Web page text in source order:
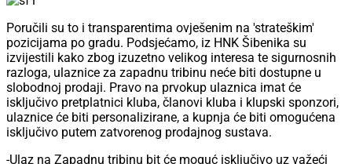
Poručili su to i transparentima ovješenim na 'strateškim'
pozicijama po gradu. Podsjećamo, iz HNK Šibenika su
izvijestili kako zbog izuzetno velikog interesa te sigurnosnih
razloga, ulaznice za zapadnu tribinu neće biti dostupne u
slobodnoj prodaji. Pravo na prvokup ulaznica imat će
isključivo pretplatnici kluba, članovi kluba i klupski sponzori,
ulaznice će biti personalizirane, a kupnja će biti omogućena
isključivo putem zatvorenog prodajnog sustava.
-Ulaz na Zapadnu tribinu bit će moguć isključivo uz važeći